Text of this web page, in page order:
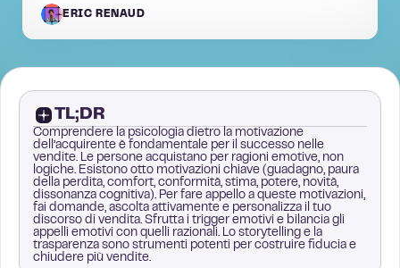
ERIC RENAUD
TL;DR
Comprendere la psicologia dietro la motivazione
dell’acquirente è fondamentale per il successo nelle
vendite. Le persone acquistano per ragioni emotive, non
logiche. Esistono otto motivazioni chiave (guadagno, paura
della perdita, comfort, conformità, stima, potere, novità,
dissonanza cognitiva). Per fare appello a queste motivazioni,
fai domande, ascolta attivamente e personalizza il tuo
discorso di vendita. Sfrutta i trigger emotivi e bilancia gli
appelli emotivi con quelli razionali. Lo storytelling e la
trasparenza sono strumenti potenti per costruire fiducia e
chiudere più vendite.